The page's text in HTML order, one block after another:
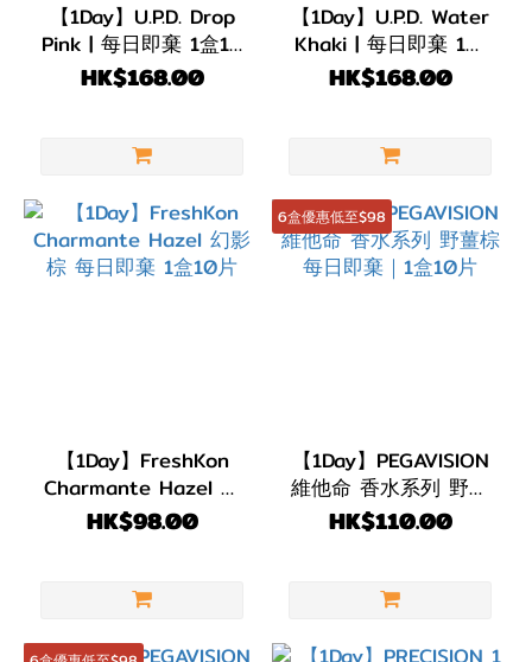
【1Day】U.P.D. Drop
Pink | 每日即棄 1盒10
片
HK$168.00
【1Day】U.P.D. Water
Khaki | 每日即棄 1盒
10片
HK$168.00
【1Day】FreshKon
Charmante Hazel 幻
影棕 每日即棄 1盒10片
HK$98.00
6盒優惠低至$98
【1Day】PEGAVISION
維他命 香水系列 野薑
棕 每日即棄｜1盒10片
HK$110.00